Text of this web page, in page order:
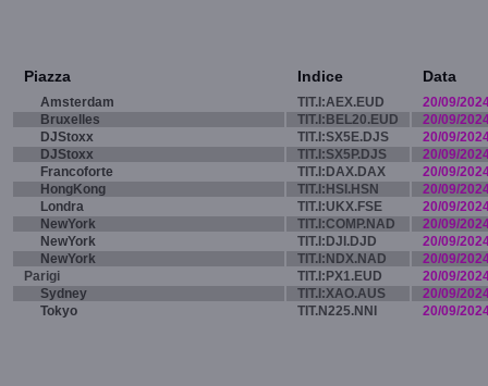
Piazza Indice Data
Amsterdam TIT.I:AEX.EUD
20/09/
Bruxelles
TIT.I:BEL20.EUD
20/09/
DJStoxx
TIT.I:SX5E.DJS
20/09/
DJStoxx
TIT.I:SX5P.DJS
20/09/
Francoforte
TIT.I:DAX.DAX
20/09/
HongKong
TIT.I:HSI.HSN
20/09/
Londra
TIT.I:UKX.FSE
20/09/
NewYork
TIT.I:COMP.NAD
20/09/
NewYork
TIT.I:DJI.DJD
20/09/
NewYork
TIT.I:NDX.NAD
20/09/
Parigi
TIT.I:PX1.EUD
20/09/
Sydney
TIT.I:XAO.AUS
20/09/
Tokyo
TIT.N225.NNI 20/09/